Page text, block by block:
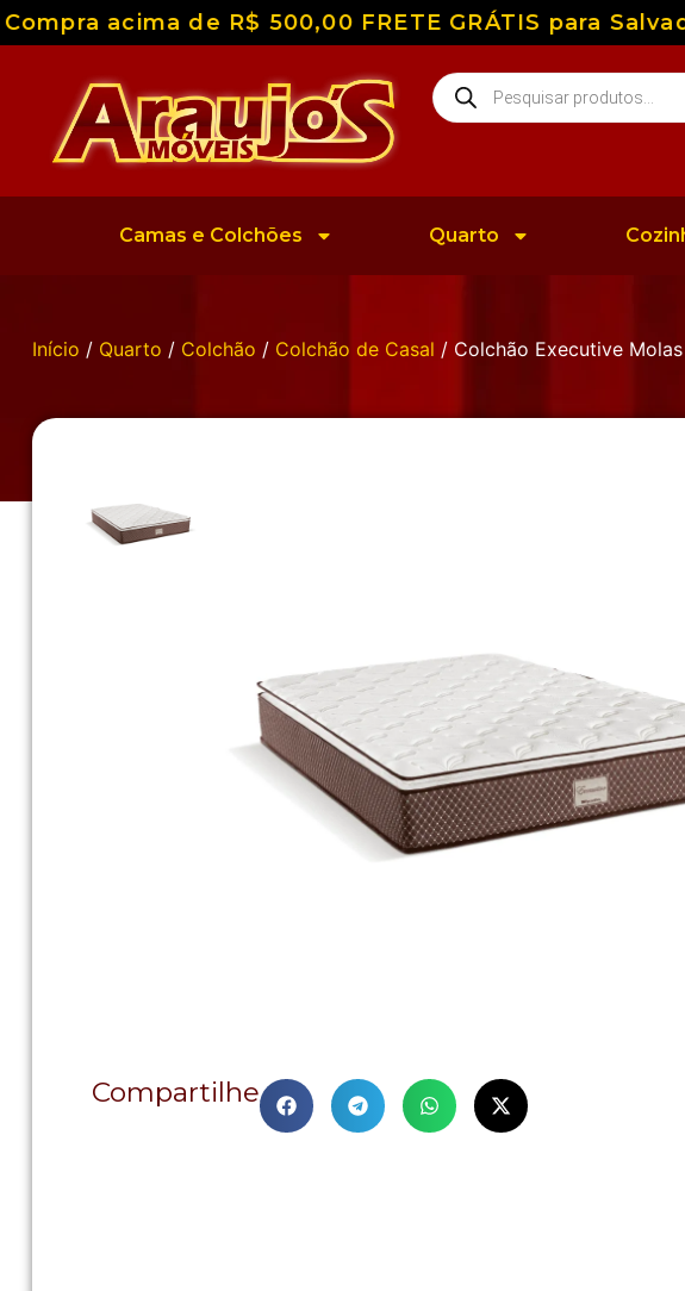
acima de R$ 500,00 FRETE GRÁTIS para
Camas e Colchões Quarto
Início / Quarto / Colchão / Colchão de Casal / Colchão Executive
Compartilhe